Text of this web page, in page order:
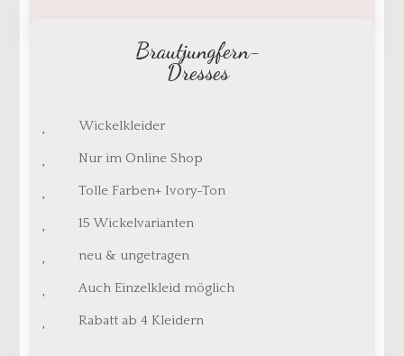
Brautjungfern-
Dresses
Wickelkleider
Nur im Online Shop
Tolle Farben+ Ivory-Ton
15 Wickelvarianten
neu & ungetragen
Auch Einzelkleid möglich
Rabatt ab 4 Kleidern